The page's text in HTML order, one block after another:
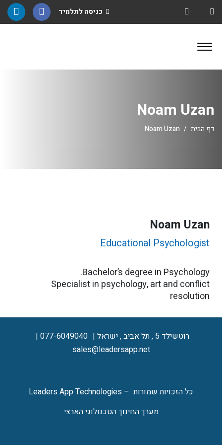
כניסה לתלמיד
Noam Uzan
דף הבית Noam Uzan
Noam Uzan
Educational Psychologist
Bachelor’s degree in Psychology.
Specialist in psychology, art and conflict
resolution
רוטשילד 5 , תל אביב , ישראל
077-6049040
sales@leadersapp.net
כל הזכויות שמורות – Leaders App Technologies
מערך החינוך הטכנולוגי הארצי